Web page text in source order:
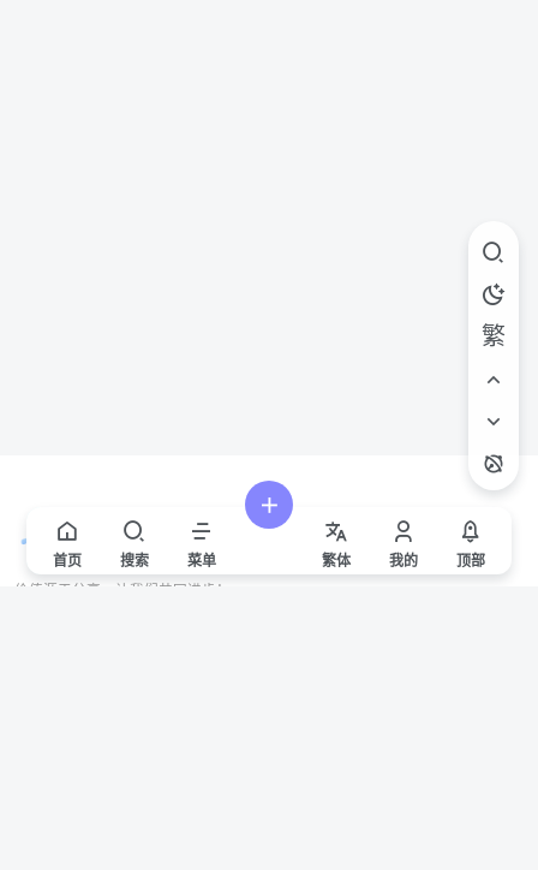
繁
首页 搜索 菜单 繁体 我的 顶部
价值源于分享，让我们共同进步！